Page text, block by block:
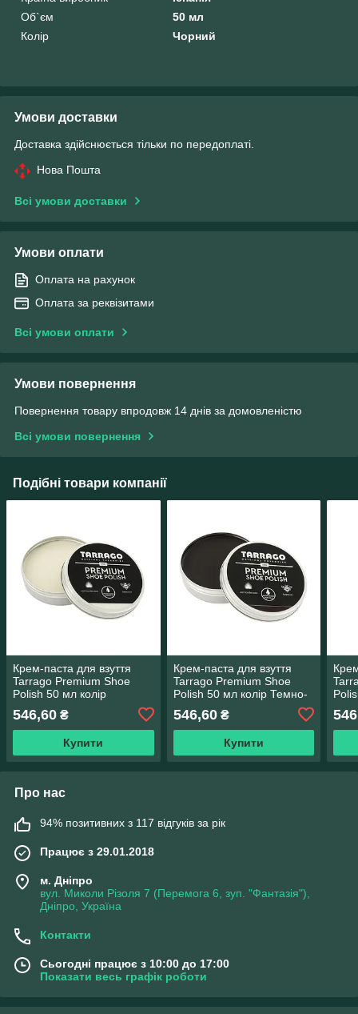
Об`єм
50 мл
Колір
Чорний
Умови доставки
Доставка здійснюється тільки по передоплаті.
Нова Пошта
Всі умови доставки
Умови оплати
Оплата на рахунок
Оплата за реквізитами
Всі умови оплати
Умови повернення
Повернення товару впродовж 14 днів за домовленістю
Всі умови повернення
Подібні товари компанії
Крем-паста для взуття
Tarrago Premium Shoe
Polish 50 мл колір
546,60 ₴
Купити
Крем-паста для взуття
Tarrago Premium Shoe
Polish 50 мл колір Темно-
546,60₴
Купити
Про нас
94% позитивних з 117 відгуків за рік
Працює з 29.01.2018
м. Дніпро
вул. Миколи Різоля 7 (Перемога 6, зуп. "Фантазія"),
Дніпро, Україна
Контакти
Сьогодні працює з 10:00 до 17:00
Показати весь графік роботи